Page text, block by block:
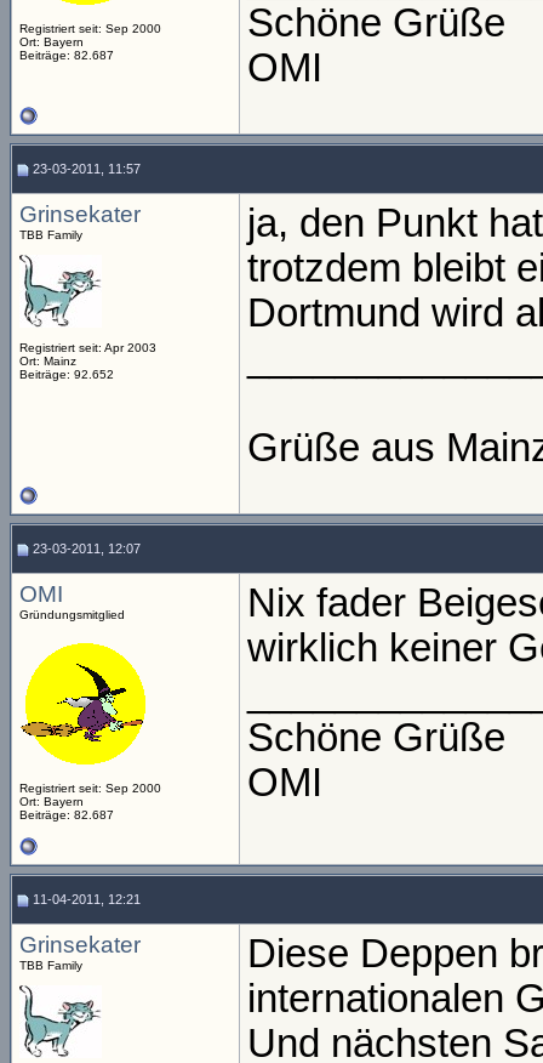
Registriert seit: Sep 2000
Ort: Bayern
Beiträge: 82.687
Schöne Grüße
OMI
23-03-2011, 11:57
Grinsekater
TBB Family
Registriert seit: Apr 2003
Ort: Mainz
Beiträge: 92.652
ja, den Punkt
trotzdem bleibt
Dortmund wird
Grüße aus
23-03-2011, 12:07
OMI
Gründungsmitglied
Registriert seit: Sep 2000
Ort: Bayern
Beiträge: 82.687
Nix fader
wirklich keiner
Schöne Grüße
OMI
11-04-2011, 12:21
Grinsekater
TBB Family
Diese Deppen
internationalen
Und nächsten